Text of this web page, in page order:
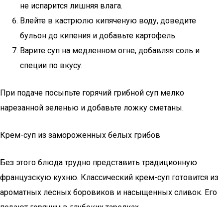
не испарится лишняя влага.
Влейте в кастрюлю кипяченую воду, доведите
бульон до кипения и добавьте картофель.
Варите суп на медленном огне, добавляя соль и
специи по вкусу.
При подаче посыпьте горячий грибной суп мелко
нарезанной зеленью и добавьте ложку сметаны.
Крем-суп из замороженных белых грибов
Без этого блюда трудно представить традиционную
французскую кухню. Классический крем-суп готовится из
ароматных лесных боровиков и насыщенных сливок. Его